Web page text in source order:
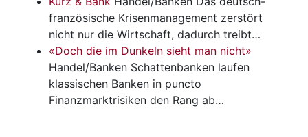
französische Krisenmanagement zerstört
nicht nur die Wirtschaft, dadurch treibt…
«Doch die im Dunkeln sieht man nicht»
Handel/Banken Schattenbanken laufen
klassischen Banken in puncto
Finanzmarktrisiken den Rang ab…